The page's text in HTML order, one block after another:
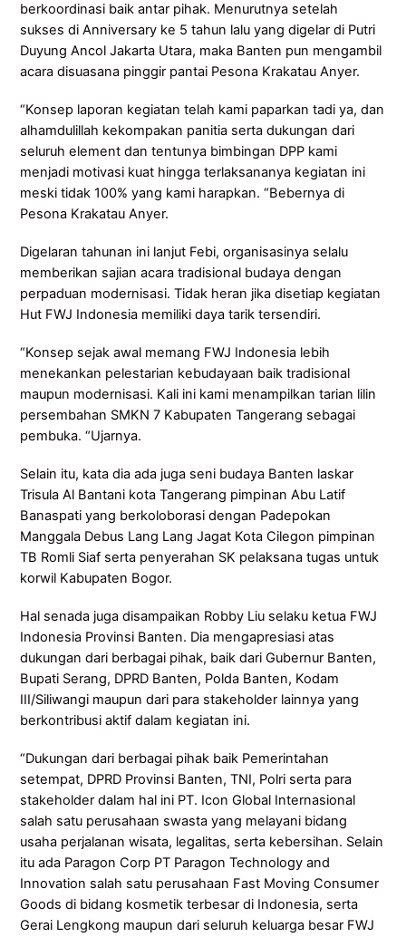
berkoordinasi baik antar pihak. Menurutnya setelah
sukses di Anniversary ke 5 tahun lalu yang digelar di Putri
Duyung Ancol Jakarta Utara, maka Banten pun mengambil
acara disuasana pinggir pantai Pesona Krakatau Anyer.
“Konsep laporan kegiatan telah kami paparkan tadi ya, dan
alhamdulillah kekompakan panitia serta dukungan dari
seluruh element dan tentunya bimbingan DPP kami
menjadi motivasi kuat hingga terlaksananya kegiatan ini
meski tidak 100% yang kami harapkan. “Bebernya di
Pesona Krakatau Anyer.
Digelaran tahunan ini lanjut Febi, organisasinya selalu
memberikan sajian acara tradisional budaya dengan
perpaduan modernisasi. Tidak heran jika disetiap kegiatan
Hut FWJ Indonesia memiliki daya tarik tersendiri.
“Konsep sejak awal memang FWJ Indonesia lebih
menekankan pelestarian kebudayaan baik tradisional
maupun modernisasi. Kali ini kami menampilkan tarian lilin
persembahan SMKN 7 Kabupaten Tangerang sebagai
pembuka. “Ujarnya.
Selain itu, kata dia ada juga seni budaya Banten laskar
Trisula Al Bantani kota Tangerang pimpinan Abu Latif
Banaspati yang berkoloborasi dengan Padepokan
Manggala Debus Lang Lang Jagat Kota Cilegon pimpinan
TB Romli Siaf serta penyerahan SK pelaksana tugas untuk
korwil Kabupaten Bogor.
Hal senada juga disampaikan Robby Liu selaku ketua FWJ
Indonesia Provinsi Banten. Dia mengapresiasi atas
dukungan dari berbagai pihak, baik dari Gubernur Banten,
Bupati Serang, DPRD Banten, Polda Banten, Kodam
III/Siliwangi maupun dari para stakeholder lainnya yang
berkontribusi aktif dalam kegiatan ini.
“Dukungan dari berbagai pihak baik Pemerintahan
setempat, DPRD Provinsi Banten, TNI, Polri serta para
stakeholder dalam hal ini PT. Icon Global Internasional
salah satu perusahaan swasta yang melayani bidang
usaha perjalanan wisata, legalitas, serta kebersihan. Selain
itu ada Paragon Corp PT Paragon Technology and
Innovation salah satu perusahaan Fast Moving Consumer
Goods di bidang kosmetik terbesar di Indonesia, serta
Gerai Lengkong maupun dari seluruh keluarga besar FWJ